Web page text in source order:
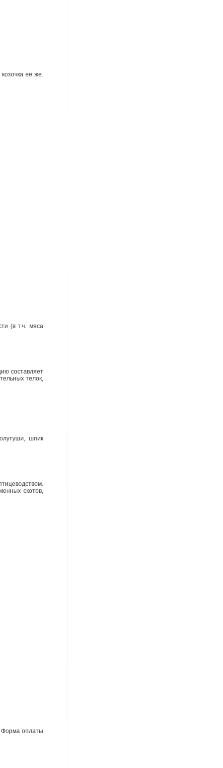
её же.
(в т.ч. мяса
составляет
телок,
шпик
скотов,
Форма оплаты